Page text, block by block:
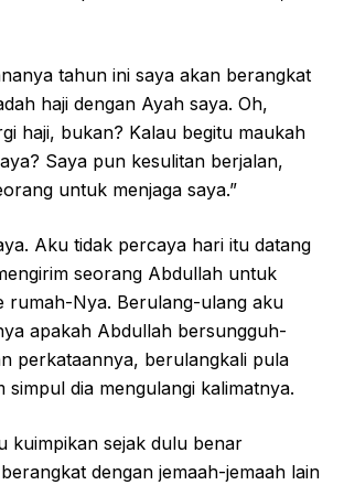
tahun ini saya akan berangkat
haji dengan Ayah saya. Oh,
haji, bukan? Kalau begitu maukah
Saya pun kesulitan berjalan,
untuk menjaga saya.”
Aku tidak percaya hari itu datang
seorang Abdullah untuk
rumah-Nya. Berulang-ulang aku
apakah Abdullah bersungguh-
perkataannya, berulangkali pula
simpul dia mengulangi kalimatnya.
kuimpikan sejak dulu benar
dengan jemaah-jemaah lain